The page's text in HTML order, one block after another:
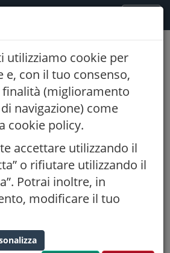
utilizziamo cookie per
e, con il tuo consenso,
(miglioramento
navigazione) come
cookie policy.
accettare utilizzando il
o rifiutare utilizzando il
Potrai inoltre, in
modificare il tuo
prodotto finito:
prezzo del
sfide per la filiera del
(VI)